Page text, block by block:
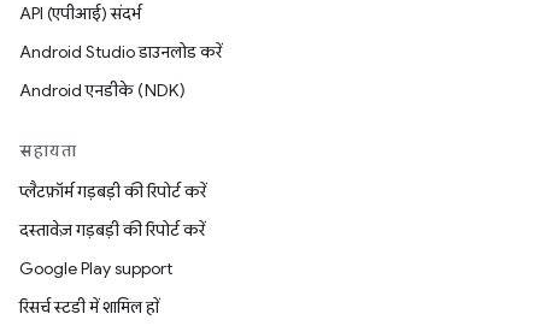
API (एपीआई) संदर्भ
Android Studio डाउनलोड करें
Android एनडीके (NDK)
सहायता
प्लैटफ़ॉर्म गड़बड़ी की रिपोर्ट करें
दस्तावेज़ गड़बड़ी की रिपोर्ट करें
Google Play support
रिसर्च स्टडी में शामिल हों